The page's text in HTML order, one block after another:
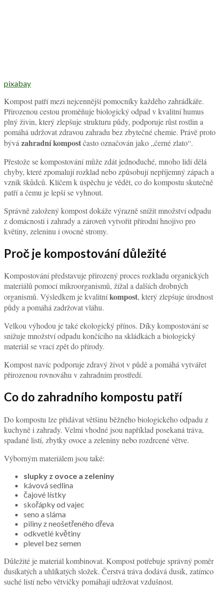
pixabay
Kompost patří mezi nejcennější pomocníky každého zahrádkáře.
Přirozenou cestou proměňuje biologický odpad v kvalitní humus
plný živin, který zlepšuje strukturu půdy, podporuje růst rostlin a
pomáhá udržovat zdravou zahradu bez zbytečné chemie. Právě proto
bývá zahradní kompostčasto označován jako „černé zlato“.
Přestože se kompostování může zdát jednoduché, mnoho lidí dělá
chyby, které zpomalují rozklad nebo způsobují nepříjemný zápach a
vznik škůdců. Klíčem k úspěchu je vědět, co do kompostu skutečně
patří a čemu je lepší se vyhnout.
Správně založený kompost dokáže výrazně snížit množství odpadu
z domácnosti i zahrady a zároveň vytvořit přírodní hnojivo pro
květiny, zeleninu i ovocné stromy.
Proč je kompostování důležité
Kompostování představuje přirozený proces rozkladu organických
materiálů pomocí mikroorganismů, žížal a dalších drobných
organismů. Výsledkem je kvalitníkompost, který zlepšuje úrodnost
půdy a pomáhá zadržovat vláhu.
Velkou výhodou je také ekologický přínos. Díky kompostování se
snižuje množství odpadu končícího na skládkách a biologický
materiál se vrací zpět do přírody.
Kompost navíc podporuje zdravý život v půdě a pomáhá vytvářet
přirozenou rovnováhu v zahradním prostředí.
Co do zahradního kompostu patří
Do kompostu lze přidávat většinu běžného biologického odpadu z
kuchyně i zahrady. Velmi vhodné jsou například posekaná tráva,
spadané listí, zbytky ovoce a zeleniny nebo rozdrcené větve.
Výborným materiálem jsou také:
slupky z ovoce a zeleniny
kávová sedlina
čajové lístky
skořápky od vajec
seno a sláma
piliny z neošetřeného dřeva
odkvetlé květiny
plevel bez semen
Důležité je materiál kombinovat. Kompost potřebuje správný poměr
dusíkatých a uhlíkatých složek. Čerstvá tráva dodává dusík, zatímco
suché listí nebo větvičky pomáhají udržovat vzdušnost.